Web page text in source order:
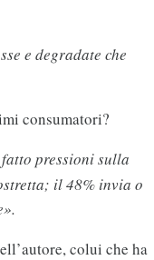
e degradate che
consumatori?
pressioni sulla
il 48% invia o
colui che ha